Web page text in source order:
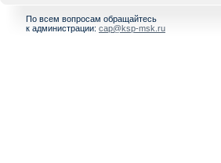
По всем вопросам обращайтесь
к администрации: cap@ksp-msk.ru